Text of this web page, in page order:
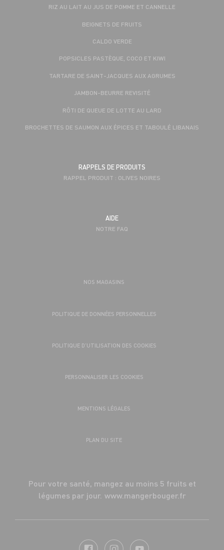
RIZ AU LAIT AU JUS DE POMME ET CANNELLE
BEIGNETS DE FRUITS
CALDO VERDE
POPSICLES PASTÈQUE, COCO ET KIWI
TARTARE DE SAINT-JACQUES AUX AGRUMES
JAMBON-BEURRE REVISITÉ
RÔTI DE QUEUE DE LOTTE AU LARD
BROCHETTES DE SAUMON AUX ÉPICES ET TABOULÉ LIBANAIS
RAPPELS DE PRODUITS
RAPPEL PRODUIT : OLIVES NOIRES
AIDE
NOTRE FAQ
NOS MAGASINS
POLITIQUE DE DONNÉES PERSONNELLES
POLITIQUE D’UTILISATION DES COOKIES
PERSONNALISER LES COOKIES
MENTIONS LÉGALES
PLAN DU SITE
Pour votre santé, mangez au moins 5 fruits et
légumes par jour. www.mangerbouger.fr